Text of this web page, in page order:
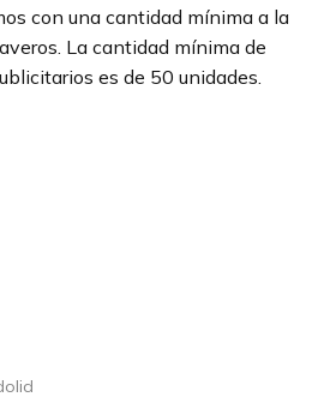
con una cantidad mínima a la
La cantidad mínima de
es de 50 unidades.